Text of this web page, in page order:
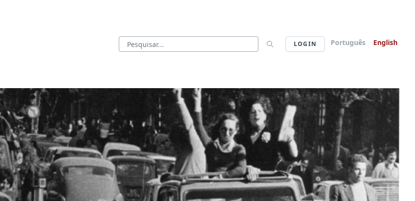
LOGIN Português English